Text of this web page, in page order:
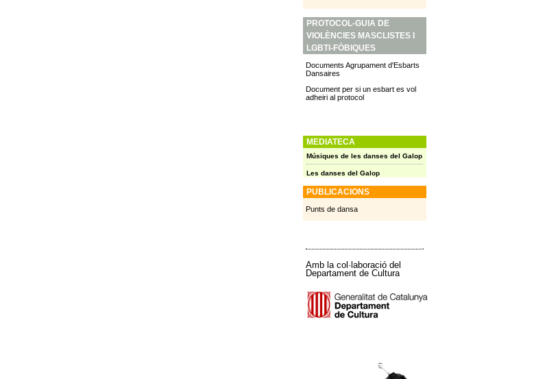
PROTOCOL-GUIA DE
VIOLÈNCIES MASCLISTES I
LGBTI-FÒBIQUES
Documents Agrupament d'Esbarts
Dansaires
Document per si un esbart es vol
adheiri al protocol
MEDIATECA
Músiques de les danses del Galop
Les danses del Galop
PUBLICACIONS
Punts de dansa
Amb la col·laboració del
Departament de Cultura